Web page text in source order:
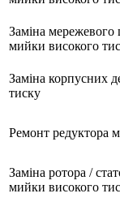
Заміна
мийки високого
Заміна корпусних
тиску
Ремонт редуктора
Заміна ротора /
мийки високого